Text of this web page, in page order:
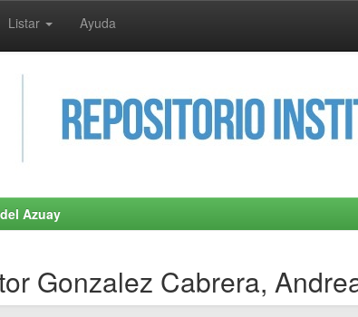
Listar Ayuda
Azuay
Gonzalez Cabrera,